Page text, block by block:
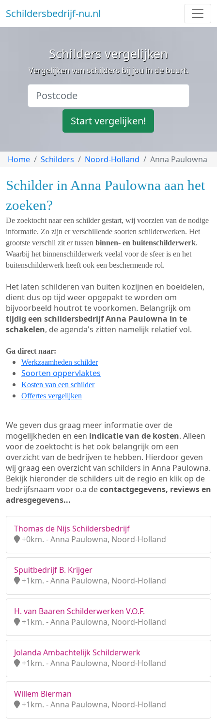
Schildersbedrijf-nu.nl
Schilders vergelijken
Vergelijken van schilders bij jou in de buurt.
Start vergelijken!
Home Schilders Noord-Holland Anna Paulowna
Schilder in Anna Paulowna aan het
zoeken?
De zoektocht naar een schilder gestart, wij voorzien van de nodige
informatie. Zo zijn er verschillende soorten schilderwerken. Het
grootste verschil zit er tussen binnen- en buitenschilderwerk.
Waarbij het binnenschilderwerk veelal voor de sfeer is en het
buitenschilderwerk heeft ook een beschermende rol.
Het laten schilderen van buiten kozijnen en boeidelen,
dient dus op tijd weer opgepakt te worden om
bijvoorbeeld houtrot te voorkomen. Belangrijk om
tijdig een schildersbedrijf Anna Paulowna in te
schakelen, de agenda's zitten namelijk relatief vol.
Ga direct naar:
Werkzaamheden schilder
Soorten oppervlaktes
Kosten van een schilder
Offertes vergelijken
We geven dus graag meer informatie over de
mogelijkheden en een indicatie van de kosten. Alleen
voor de zoektocht is het ook belangrijk om een
overzicht van de bedrijven te hebben. Hierdoor geven
wij graag een overzicht van schilders in Anna Paulowna.
Bekijk hieronder de schilders uit de regio en klik op de
bedrijfsnaam voor o.a decontactgegevens, reviews en
adresgegevens...
Thomas de Nijs Schildersbedrijf
+0km. - Anna Paulowna, Noord-Holland
Spuitbedrijf B. Krijger
+1km. - Anna Paulowna, Noord-Holland
H. van Baaren Schilderwerken V.O.F.
+1km. - Anna Paulowna, Noord-Holland
Jolanda Ambachtelijk Schilderwerk
+1km. - Anna Paulowna, Noord-Holland
Willem Bierman
+1km. - Anna Paulowna, Noord-Holland